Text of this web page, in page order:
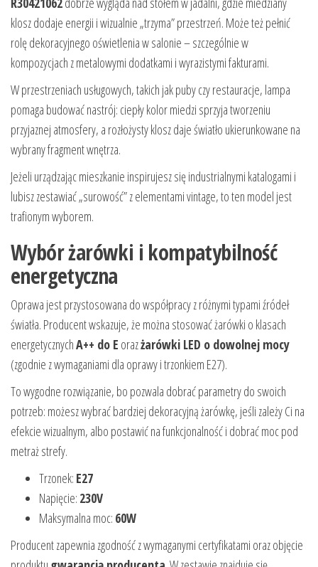
klosz dodaje energii i wizualnie „trzyma” przestrzeń. Może też pełnić
rolę dekoracyjnego oświetlenia w salonie – szczególnie w
kompozycjach z metalowymi dodatkami i wyrazistymi fakturami.
W przestrzeniach usługowych, takich jak puby czy restauracje, lampa
pomaga budować nastrój: ciepły kolor miedzi sprzyja tworzeniu
przyjaznej atmosfery, a rozłożysty klosz daje światło ukierunkowane na
wybrany fragment wnętrza.
Jeżeli urządzając mieszkanie inspirujesz się industrialnymi katalogami i
lubisz zestawiać „surowość” z elementami vintage, to ten model jest
trafionym wyborem.
Wybór żarówki i kompatybilność
energetyczna
Oprawa jest przystosowana do współpracy z różnymi typami źródeł
światła. Producent wskazuje, że można stosować żarówki o klasach
energetycznychA++ do E orazżarówki LED o dowolnej mocy
(zgodnie z wymaganiami dla oprawy i trzonkiem E27).
To wygodne rozwiązanie, bo pozwala dobrać parametry do swoich
potrzeb: możesz wybrać bardziej dekoracyjną żarówkę, jeśli zależy Ci na
efekcie wizualnym, albo postawić na funkcjonalność i dobrać moc pod
metraż strefy.
Trzonek: E27
Napięcie: 230V
Maksymalna moc: 60W
Producent zapewnia zgodność z wymaganymi certyfikatami oraz objęcie